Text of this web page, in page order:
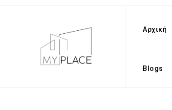
Αρχική
Blogs